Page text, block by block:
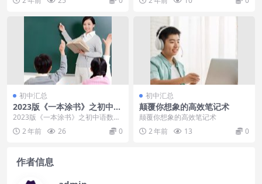
到什么？所有的知识...
一方面还可以参加比赛...
初中汇总
2023版《一本涂书》之初中语
数英物化全国通用
2023版《一本涂书》之初中语数英
物化全国通用课程目录：├──一本
涂书-初中化学...
2 年前 26 0
初中汇总
颠覆你想象的高效笔记术
颠覆你想象的高效笔记术
2 年前
13 0
作者信息